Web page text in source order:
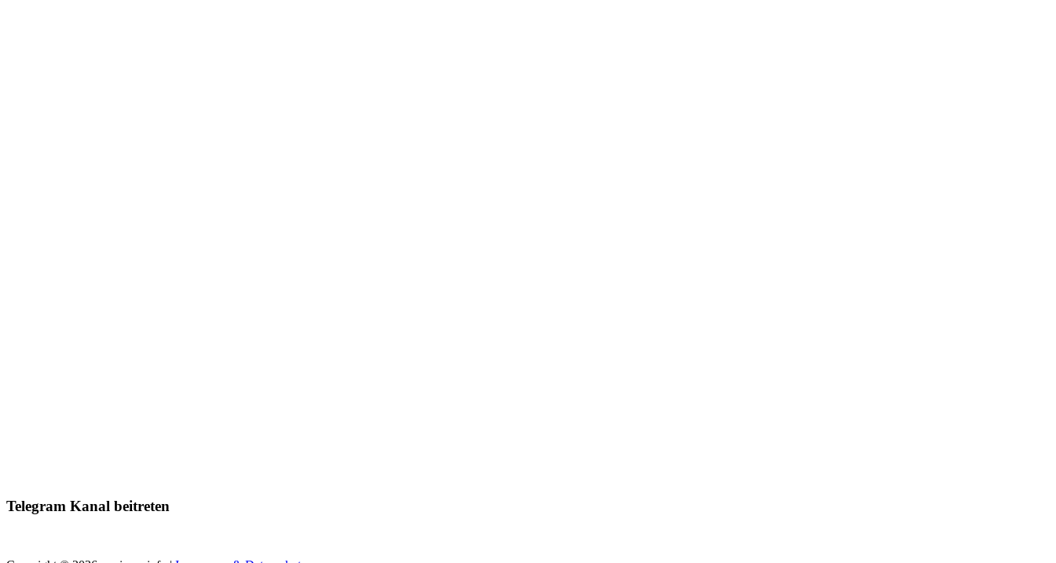
Telegram Kanal beitreten